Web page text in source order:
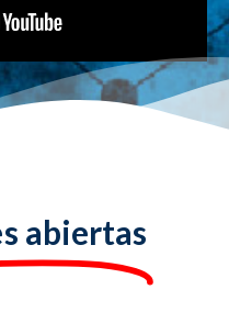
abiertas